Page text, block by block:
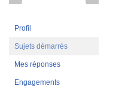
Profil
Sujets démarrés
Mes réponses
Engagements